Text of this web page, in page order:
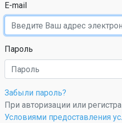
E-mail
Пароль
Забыли пароль?
При авторизации или
Условиями предоставления